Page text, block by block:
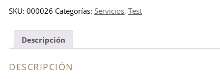
SKU: 000026 Categorías: Servicios, Test
Descripción
DESCRIPCIÓN